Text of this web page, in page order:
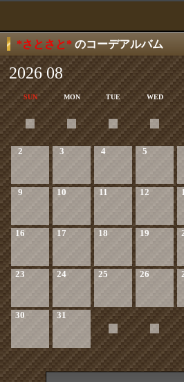
*さとさと* のコーデアルバム
2026 08
SUN MON TUE WED
2 3 4 5
9 10 11 12
16 17 18 19
23 24 25 26
30 31